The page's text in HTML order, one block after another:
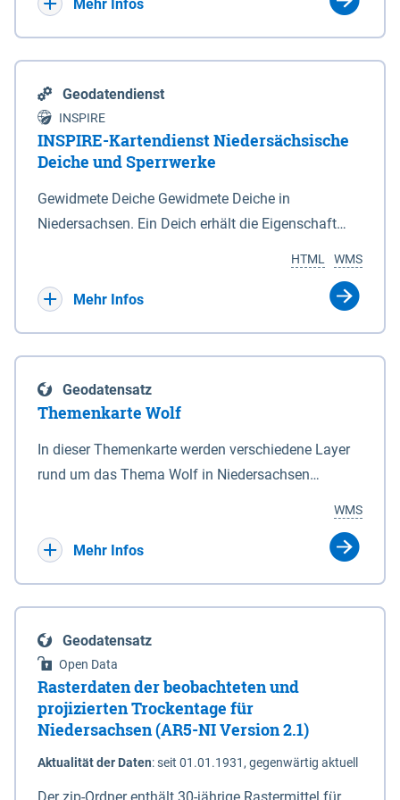
Mehr Infos
Geodatendienst
INSPIRE
INSPIRE-Kartendienst Niedersächsische
Deiche und Sperrwerke
Gewidmete Deiche Gewidmete Deiche in
Niedersachsen. Ein Deich erhält die Eigenschaft
Deichbehörde durch Verordnung ausspricht. Für
enthalten. Sperrwerke Sperrwerke sind Bauwerke
mit Sperrvorrichtungen in Tidegewässern, die dem
Schutz eines Gebietes vor erhöhten Tiden, vor allem
vor Sturmfluten, zu dienen bestimmt sind (§2 Abs.3
Eigenschaft eines Sperrwerkes durch Widmung, die
die Deichbehörde durch Verordnung ausspricht.
WMS
HTML
Mehr Infos
Geodatensatz
Themenkarte Wolf
In dieser Themenkarte werden verschiedene Layer
rund um das Thema Wolf in Niedersachsen
sowie Status der bestehenden Wolfsterritorien im
laufenden Monitoringjahr.
WMS
Mehr Infos
Geodatensatz
Open Data
Rasterdaten der beobachteten und
projizierten Trockentage für
Niedersachsen (AR5-NI Version 2.1)
Aktualität der Daten:seit 01.01.1931, gegenwärtig aktuell